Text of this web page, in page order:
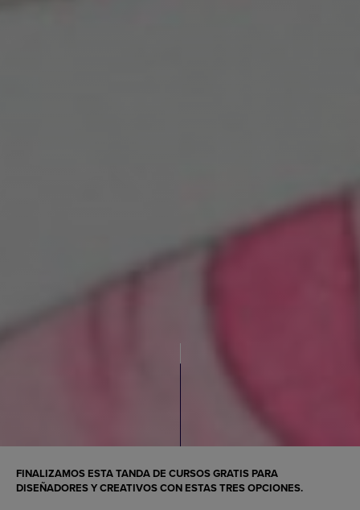
FINALIZAMOS ESTA TANDA DE CURSOS GRATIS PARA
DISEÑADORES Y CREATIVOS CON ESTAS TRES OPCIONES.